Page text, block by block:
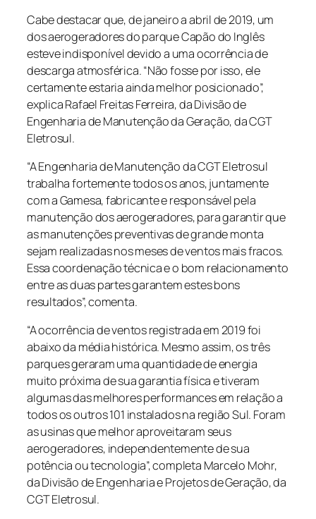
Cabe destacar que, de janeiro a abril de 2019, um
dos aerogeradores do parque Capão do Inglês
esteve indisponível devido a uma ocorrência de
descarga atmosférica. “Não fosse por isso, ele
certamente estaria ainda melhor posicionado”,
explica Rafael Freitas Ferreira, da Divisão de
Engenharia de Manutenção da Geração, da CGT
Eletrosul.
“A Engenharia de Manutenção da CGT Eletrosul
trabalha fortemente todos os anos, juntamente
com a Gamesa, fabricante e responsável pela
manutenção dos aerogeradores, para garantir que
as manutenções preventivas de grande monta
sejam realizadas nos meses de ventos mais fracos.
Essa coordenação técnica e o bom relacionamento
entre as duas partes garantem estes bons
resultados”, comenta.
“A ocorrência de ventos registrada em 2019 foi
abaixo da média histórica. Mesmo assim, os três
parques geraram uma quantidade de energia
muito próxima de sua garantia física e tiveram
algumas das melhores performances em relação a
todos os outros 101 instalados na região Sul. Foram
as usinas que melhor aproveitaram seus
aerogeradores, independentemente de sua
potência ou tecnologia”, completa Marcelo Mohr,
da Divisão de Engenharia e Projetos de Geração, da
CGT Eletrosul.